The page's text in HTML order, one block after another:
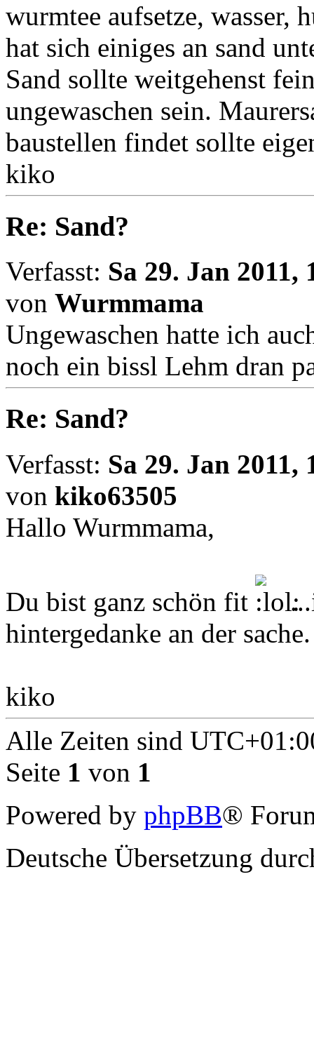
wurmtee aufsetze, wasser,
hat sich einiges an sand
Sand sollte weitgehenst
ungewaschen sein.
baustellen findet sollte
kiko
Re: Sand?
Verfasst: Sa 29. Jan 2011,
von Wurmmama
Ungewaschen hatte ich
noch ein bissl Lehm dran
Re: Sand?
Verfasst: Sa 29. Jan 2011,
von kiko63505
Hallo Wurmmama,
Du bist ganz schön fit
hintergedanke an der sache.
kiko
Alle Zeiten sind
Seite 1 von 1
Powered by phpBB®
Deutsche Übersetzung